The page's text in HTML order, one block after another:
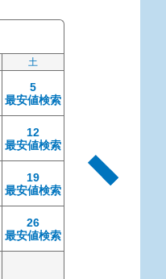
土
5
最安値検索
12
最安値検索
19
最安値検索
26
最安値検索
11
最安値検索